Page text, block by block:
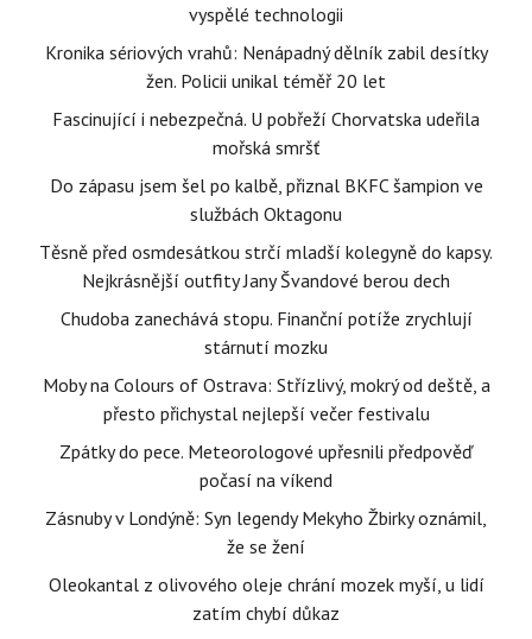
vyspělé technologii
Kronika sériových vrahů: Nenápadný dělník zabil desítky
žen. Policii unikal téměř 20 let
Fascinující i nebezpečná. U pobřeží Chorvatska udeřila
mořská smršť
Do zápasu jsem šel po kalbě, přiznal BKFC šampion ve
službách Oktagonu
Těsně před osmdesátkou strčí mladší kolegyně do kapsy.
Nejkrásnější outfity Jany Švandové berou dech
Chudoba zanechává stopu. Finanční potíže zrychlují
stárnutí mozku
Moby na Colours of Ostrava: Střízlivý, mokrý od deště, a
přesto přichystal nejlepší večer festivalu
Zpátky do pece. Meteorologové upřesnili předpověď
počasí na víkend
Zásnuby v Londýně: Syn legendy Mekyho Žbirky oznámil,
že se žení
Oleokantal z olivového oleje chrání mozek myší, u lidí
zatím chybí důkaz